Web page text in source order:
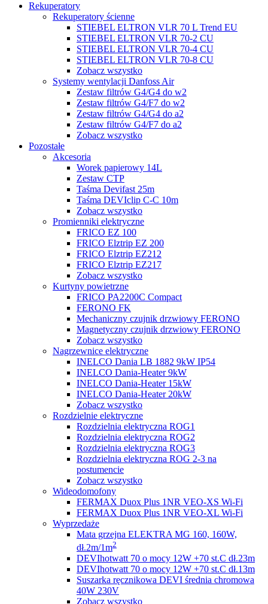
Rekuperatory
Rekuperatory ścienne
STIEBEL ELTRON VLR 70 L Trend EU
STIEBEL ELTRON VLR 70-2 CU
STIEBEL ELTRON VLR 70-4 CU
STIEBEL ELTRON VLR 70-8 CU
Zobacz wszystko
Systemy wentylacji Danfoss Air
Zestaw filtrów G4/G4 do w2
Zestaw filtrów G4/F7 do w2
Zestaw filtrów G4/G4 do a2
Zestaw filtrów G4/F7 do a2
Zobacz wszystko
Pozostałe
Akcesoria
Worek papierowy 14L
Zestaw CTP
Taśma Devifast 25m
Taśma DEVIclip C-C 10m
Zobacz wszystko
Promienniki elektryczne
FRICO EZ 100
FRICO Elztrip EZ 200
FRICO Elztrip EZ212
FRICO Elztrip EZ217
Zobacz wszystko
Kurtyny powietrzne
FRICO PA2200C Compact
FERONO FK
Mechaniczny czujnik drzwiowy FERONO
Magnetyczny czujnik drzwiowy FERONO
Zobacz wszystko
Nagrzewnice elektryczne
INELCO Dania LB 1882 9kW IP54
INELCO Dania-Heater 9kW
INELCO Dania-Heater 15kW
INELCO Dania-Heater 20kW
Zobacz wszystko
Rozdzielnie elektryczne
Rozdzielnia elektryczna ROG1
Rozdzielnia elektryczna ROG2
Rozdzielnia elektryczna ROG3
Rozdzielnia elektryczna ROG 2-3 na
postumencie
Zobacz wszystko
Wideodomofony
FERMAX Duox Plus 1NR VEO-XS Wi-Fi
FERMAX Duox Plus 1NR VEO-XL Wi-Fi
Wyprzedaże
Mata grzejna ELEKTRA MG 160, 160W,
dł.2m/1m2
DEVIhotwatt 70 o mocy 12W +70 st.C dł.23m
DEVIhotwatt 70 o mocy 12W +70 st.C dł.13m
Suszarka ręcznikowa DEVI średnia chromowa
40W 230V
Zobacz wszystko